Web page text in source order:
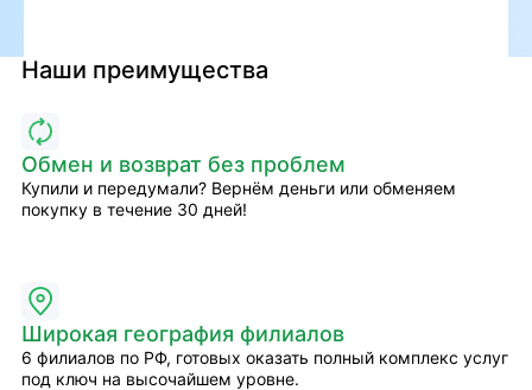
Наши преимущества
Обмен и возврат без проблем
Купили и передумали? Вернём деньги или обменяем
покупку в течение 30 дней!
Широкая география филиалов
6 филиалов по РФ, готовых оказать полный комплекс услуг
под ключ на высочайшем уровне.